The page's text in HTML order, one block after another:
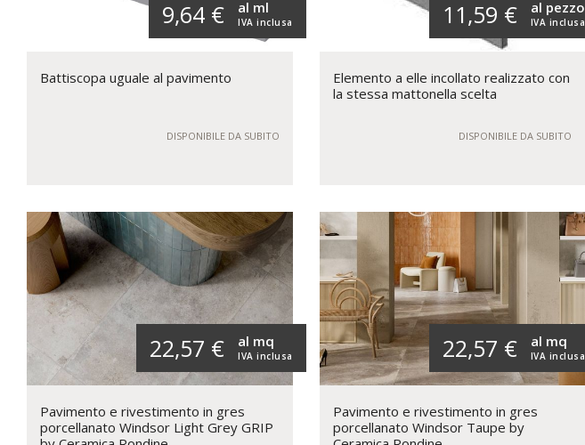
9,64 € IVA inclusa
al ml
Battiscopa uguale al pavimento
DISPONIBILE DA SUBITO
11,59 € IVA inclusa
al pezzo
Elemento a elle incollato realizzato con
la stessa mattonella scelta
DISPONIBILE DA SUBITO
22,57 € IVA inclusa
al mq
Pavimento e rivestimento in gres
porcellanato Windsor Light Grey GRIP
22,57 € IVA inclusa
al mq
Pavimento e rivestimento in gres
porcellanato Windsor Taupe by